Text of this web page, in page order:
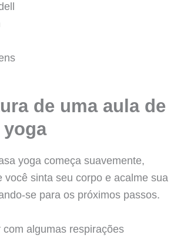
de uma aula de
yoga começa suavemente,
você sinta seu corpo e acalme sua
se para os próximos passos.
com algumas respirações